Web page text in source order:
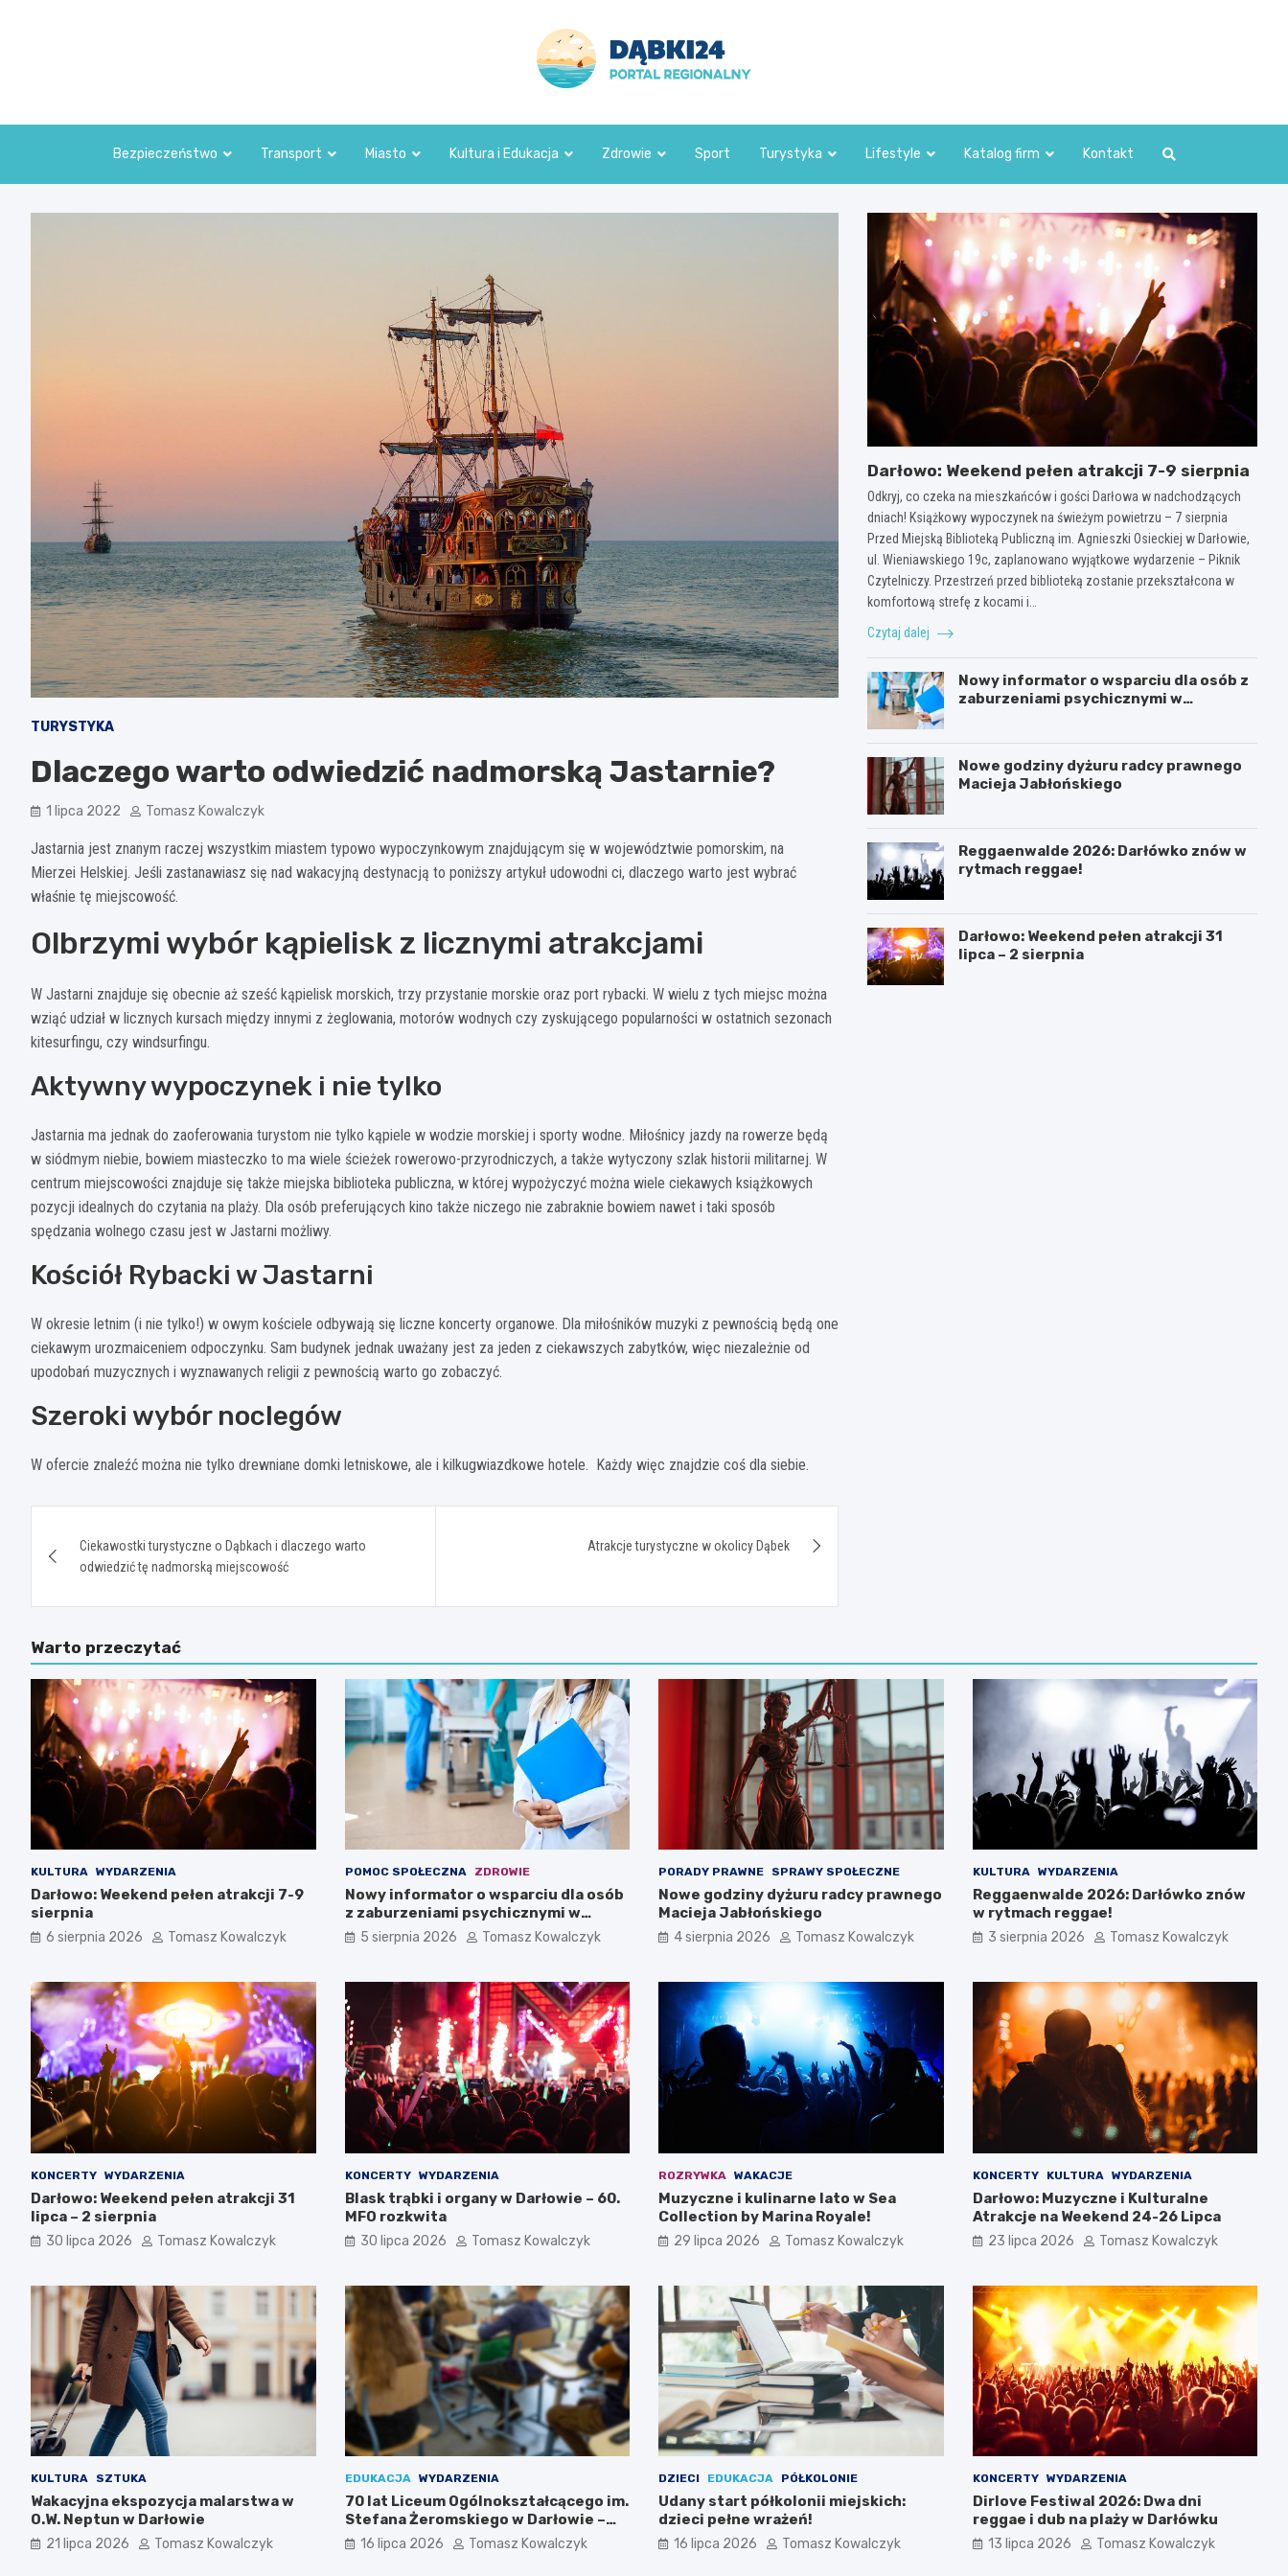
dabki24.pl
Bezpieczeństwo Transport Miasto Kultura i Edukacja Zdrowie Sport Turystyka Lifestyle Katalog firm Kontakt
TURYSTYKA
Dlaczego warto odwiedzić nadmorską Jastarnie?
1 lipca 2022 Tomasz Kowalczyk
Jastarnia jest znanym raczej wszystkim miastem typowo wypoczynkowym znajdującym się w województwie pomorskim, na
Mierzei Helskiej. Jeśli zastanawiasz się nad wakacyjną destynacją to poniższy artykuł udowodni ci, dlaczego warto jest wybrać
właśnie tę miejscowość.
Olbrzymi wybór kąpielisk z licznymi atrakcjami
W Jastarni znajduje się obecnie aż sześć kąpielisk morskich, trzy przystanie morskie oraz port rybacki. W wielu z tych miejsc można
wziąć udział w licznych kursach między innymi z żeglowania, motorów wodnych czy zyskującego popularności w ostatnich sezonach
kitesurfingu, czy windsurfingu.
Aktywny wypoczynek i nie tylko
Jastarnia ma jednak do zaoferowania turystom nie tylko kąpiele w wodzie morskiej i sporty wodne. Miłośnicy jazdy na rowerze będą
w siódmym niebie, bowiem miasteczko to ma wiele ścieżek rowerowo-przyrodniczych, a także wytyczony szlak historii militarnej. W
centrum miejscowości znajduje się także miejska biblioteka publiczna, w której wypożyczyć można wiele ciekawych książkowych
pozycji idealnych do czytania na plaży. Dla osób preferujących kino także niczego nie zabraknie bowiem nawet i taki sposób
spędzania wolnego czasu jest w Jastarni możliwy.
Kościół Rybacki w Jastarni
W okresie letnim (i nie tylko!) w owym kościele odbywają się liczne koncerty organowe. Dla miłośników muzyki z pewnością będą one
ciekawym urozmaiceniem odpoczynku. Sam budynek jednak uważany jest za jeden z ciekawszych zabytków, więc niezależnie od
upodobań muzycznych i wyznawanych religii z pewnością warto go zobaczyć.
Szeroki wybór noclegów
W ofercie znaleźć można nie tylko drewniane domki letniskowe, ale i kilkugwiazdkowe hotele. Każdy więc znajdzie coś dla siebie.
wpisu
Ciekawostki turystyczne o Dąbkach i dlaczego warto
odwiedzić tę nadmorską miejscowość
Atrakcje turystyczne w okolicy Dąbek
Darłowo: Weekend pełen atrakcji 7-9 sierpnia
Odkryj, co czeka na mieszkańców i gości Darłowa w nadchodzących
dniach! Książkowy wypoczynek na świeżym powietrzu – 7 sierpnia
Przed Miejską Biblioteką Publiczną im. Agnieszki Osieckiej w Darłowie,
ul. Wieniawskiego 19c, zaplanowano wyjątkowe wydarzenie – Piknik
Czytelniczy. Przestrzeń przed biblioteką zostanie przekształcona w
komfortową strefę z kocami i…
Czytaj dalej
Nowy informator o wsparciu dla osób z
zaburzeniami psychicznymi w
Nowe godziny dyżuru radcy prawnego
Macieja Jabłońskiego
Reggaenwalde 2026: Darłówko znów w
rytmach reggae!
Darłowo: Weekend pełen atrakcji 31
lipca – 2 sierpnia
Warto przeczytać
KULTURA WYDARZENIA
Darłowo: Weekend pełen atrakcji 7-9
sierpnia
6 sierpnia 2026 Tomasz Kowalczyk
POMOC SPOŁECZNA ZDROWIE
Nowy informator o wsparciu dla osób
z zaburzeniami psychicznymi w
Zachodniopomorskiem na 2026 rok
5 sierpnia 2026 Tomasz Kowalczyk
PORADY PRAWNE SPRAWY SPOŁECZNE
Nowe godziny dyżuru radcy prawnego
Macieja Jabłońskiego
4 sierpnia 2026 Tomasz Kowalczyk
KULTURA WYDARZENIA
Reggaenwalde 2026: Darłówko znów
w rytmach reggae!
3 sierpnia 2026 Tomasz Kowalczyk
KONCERTY WYDARZENIA
Darłowo: Weekend pełen atrakcji 31
lipca – 2 sierpnia
30 lipca 2026 Tomasz Kowalczyk
KONCERTY WYDARZENIA
Blask trąbki i organy w Darłowie – 60.
MFO rozkwita
30 lipca 2026 Tomasz Kowalczyk
ROZRYWKA WAKACJE
Muzyczne i kulinarne lato w Sea
Collection by Marina Royale!
29 lipca 2026 Tomasz Kowalczyk
KONCERTY KULTURA WYDARZENIA
Darłowo: Muzyczne i Kulturalne
Atrakcje na Weekend 24-26 Lipca
23 lipca 2026 Tomasz Kowalczyk
KULTURA SZTUKA
Wakacyjna ekspozycja malarstwa w
O.W. Neptun w Darłowie
21 lipca 2026 Tomasz Kowalczyk
EDUKACJA WYDARZENIA
70 lat Liceum Ogólnokształcącego im.
Stefana Żeromskiego w Darłowie –
Świętuj z nami!
16 lipca 2026 Tomasz Kowalczyk
DZIECI EDUKACJA PÓŁKOLONIE
Udany start półkolonii miejskich:
dzieci pełne wrażeń!
16 lipca 2026 Tomasz Kowalczyk
KONCERTY WYDARZENIA
Dirlove Festiwal 2026: Dwa dni
reggae i dub na plaży w Darłówku
13 lipca 2026 Tomasz Kowalczyk